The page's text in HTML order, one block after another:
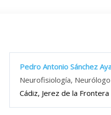
Pedro Antonio Sánchez
Neurofisiología, Neurólogo
Cádiz, Jerez de la Frontera